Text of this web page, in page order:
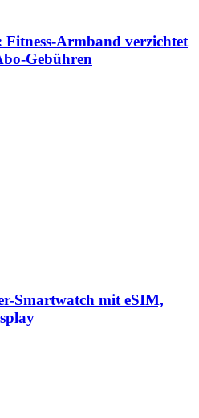
Armband verzichtet
Gebühren
Smartwatch mit eSIM,